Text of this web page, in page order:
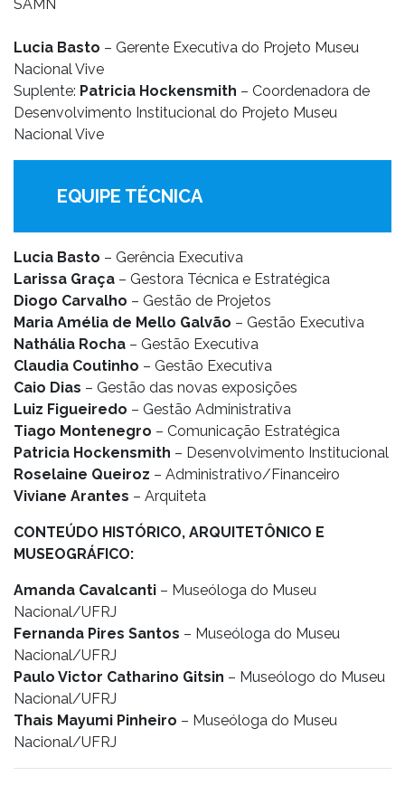
SAMN
Lucia Basto – Gerente Executiva do Projeto Museu
Nacional Vive
Suplente: Patricia Hockensmith – Coordenadora de
Desenvolvimento Institucional do Projeto Museu
Nacional Vive
EQUIPE TÉCNICA
Lucia Basto – Gerência Executiva
Larissa Graça – Gestora Técnica e Estratégica
Diogo Carvalho – Gestão de Projetos
Maria Amélia de Mello Galvão – Gestão Executiva
Nathália Rocha – Gestão Executiva
Claudia Coutinho – Gestão Executiva
Caio Dias – Gestão das novas exposições
Luiz Figueiredo – Gestão Administrativa
Tiago Montenegro – Comunicação Estratégica
Patricia Hockensmith – Desenvolvimento Institucional
Roselaine Queiroz – Administrativo/Financeiro
Viviane Arantes – Arquiteta
CONTEÚDO HISTÓRICO, ARQUITETÔNICO E
MUSEOGRÁFICO:
Amanda Cavalcanti – Museóloga do Museu
Nacional/UFRJ
Fernanda Pires Santos – Museóloga do Museu
Nacional/UFRJ
Paulo Victor Catharino Gitsin – Museólogo do Museu
Nacional/UFRJ
Thais Mayumi Pinheiro – Museóloga do Museu
Nacional/UFRJ